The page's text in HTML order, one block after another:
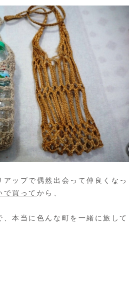
ップで偶然出会って仲良くなっ
で買って から、
本当に色んな町を一緒に旅して